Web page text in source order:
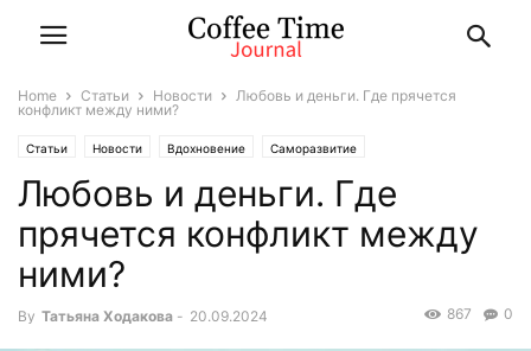
Home Статьи Новости
Любовь и деньги. Где прячется
конфликт между ними?
Статьи Новости Вдохновение Саморазвитие
Любовь и деньги. Где
прячется конфликт между
ними?
By Татьяна Ходакова - 20.09.2024 0
867